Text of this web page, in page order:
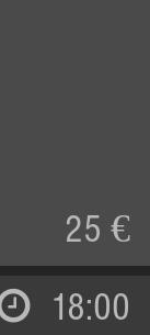
25 €
18:00